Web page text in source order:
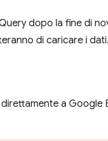
dopo la fine di
di caricare i dati.
a Google